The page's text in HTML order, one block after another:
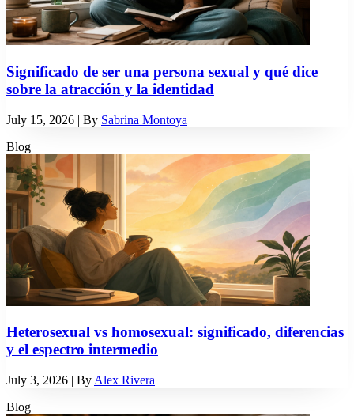
Significado de ser una persona sexual y qué dice
sobre la atracción y la identidad
July 15, 2026 | By Sabrina Montoya
Blog
Heterosexual vs homosexual: significado, diferencias
y el espectro intermedio
July 3, 2026 | By Alex Rivera
Blog